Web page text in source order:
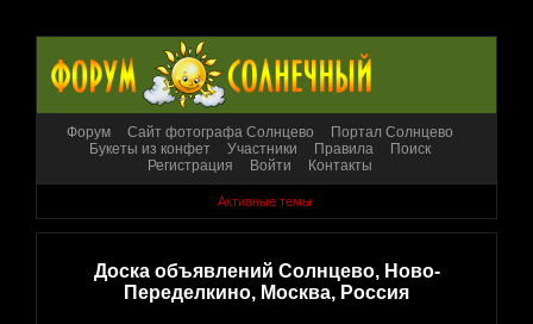
Форум Сайт фотографа Солнцево
Портал Солнцево
Букеты из конфет
Участники Правила
Поиск
Регистрация
Войти Контакты
Активные темы
Доска объявлений Солнцево, Ново-
Переделкино, Москва, Россия